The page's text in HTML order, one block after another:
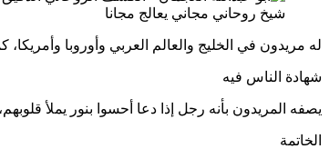
شيخ روحاني مجاني يعالج مجانا
له مريدون في الخليج والعالم العربي وأوروبا
شهادة الناس فيه
يصفه المريدون بأنه رجل إذا دعا أحسوا بنور يملأ
الخاتمة